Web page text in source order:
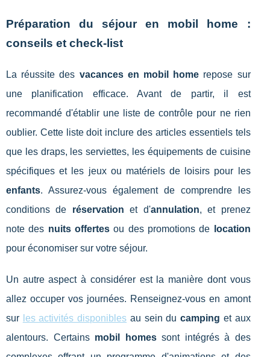
Préparation du séjour en mobil home :
conseils et check-list
La réussite des vacances en mobil home repose sur
une planification efficace. Avant de partir, il est
recommandé d'établir une liste de contrôle pour ne rien
oublier. Cette liste doit inclure des articles essentiels tels
que les draps, les serviettes, les équipements de cuisine
spécifiques et les jeux ou matériels de loisirs pour les
enfants. Assurez-vous également de comprendre les
conditions de réservation et d'annulation, et prenez
note des nuits offertesou des promotions de
location
pour économiser sur votre séjour.
Un autre aspect à considérer est la manière dont vous
allez occuper vos journées. Renseignez-vous en amont
sur les activités disponibles au sein ducamping et aux
alentours. Certains mobil homessont intégrés à des